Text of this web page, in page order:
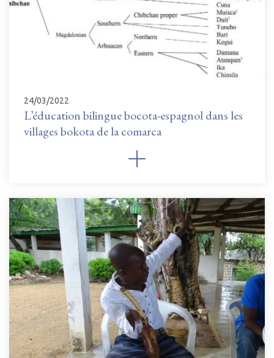
24/03/2022
L’éducation bilingue bocota-espagnol dans les
villages bokota de la comarca